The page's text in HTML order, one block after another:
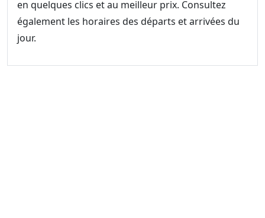
en quelques clics et au meilleur prix. Consultez
également les horaires des départs et arrivées du
jour.